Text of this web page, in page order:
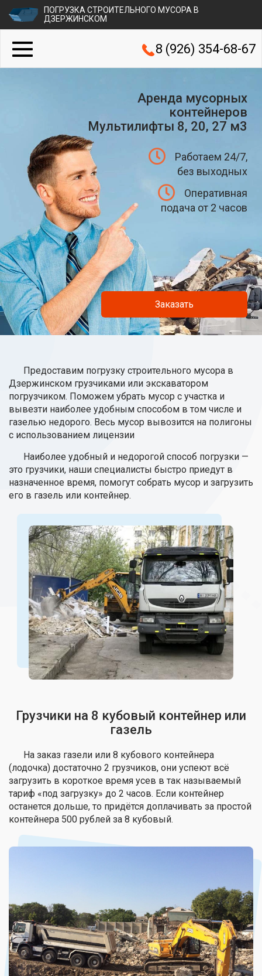
ПОГРУЗКА СТРОИТЕЛЬНОГО МУСОРА В
ДЗЕРЖИНСКОМ
8 (926) 354-68-67
Аренда мусорных
контейнеров
Мультилифты 8, 20, 27 м3
Работаем 24/7,
без выходных
Оперативная
подача от 2 часов
Заказать
Предоставим погрузку строительного мусора в
Дзержинском грузчиками или экскаватором
погрузчиком. Поможем убрать мусор с участка и
вывезти наиболее удобным способом в том числе и
газелью недорого. Весь мусор вывозится на полигоны
с использованием лицензии
Наиболее удобный и недорогой способ погрузки —
это грузчики, наши специалисты быстро приедут в
назначенное время, помогут собрать мусор и загрузить
его в газель или контейнер.
Грузчики на 8 кубовый контейнер или
газель
На заказ газели или 8 кубового контейнера
(лодочка) достаточно 2 грузчиков, они успеют всё
загрузить в короткое время усев в так называемый
тариф «под загрузку» до 2 часов. Если контейнер
останется дольше, то придётся доплачивать за простой
контейнера 500 рублей за 8 кубовый.